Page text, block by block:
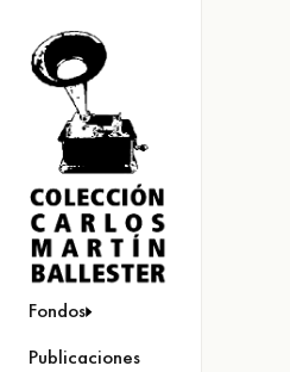
Fondos
Publicaciones